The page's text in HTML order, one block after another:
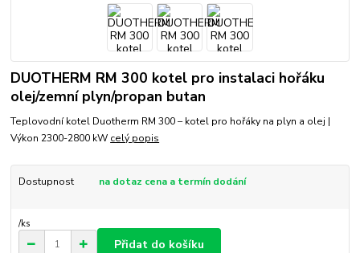
DUOTHERM RM 300 kotel pro instalaci hořáku
olej/zemní plyn/propan butan
Teplovodní kotel Duotherm RM 300 – kotel pro hořáky na plyn a olej |
Výkon 2300-2800 kW celý popis
Dostupnost na dotaz cena a termín dodání
/ks
Přidat do košíku